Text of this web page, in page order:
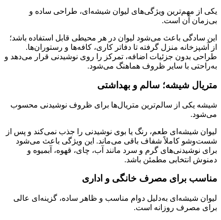
یکی از مهم‌ترین ویژگی‌های لیوان شیشه‌ای، طراحی ساده و
بی‌زمان آن است.
این سادگی باعث می‌شود لیوان در هر محیطی قابل استفاده باشد؛
از آشپزخانه منزل گرفته تا دفاتر کاری، کافه‌ها و رستوران‌ها.
طراحی بدون جزئیات اضافه، تمرکز را روی نوشیدنی قرار می‌دهد و
به‌راحتی با سایر ظروف هماهنگ می‌شود.
متریال شیشه؛ سالم و بهداشتی
شیشه یکی از سالم‌ترین متریال‌ها برای ظروف نوشیدنی محسوب
می‌شود.
لیوان شیشه‌ای طعم، رنگ یا بوی نوشیدنی را جذب نمی‌کند و پس از
شست‌وشو کاملاً شفاف باقی می‌ماند. این ویژگی باعث می‌شود
برای نوشیدنی‌های گرم و سرد مانند آب، چای، قهوه، آبمیوه و
دمنوش انتخابی مطمئن باشد.
مناسب برای مصرف خانگی و اداری
لیوان شیشه‌ای به‌دلیل دوام مناسب و ظاهر ساده، گزینه‌ای عالی
برای مصرف روزانه است.